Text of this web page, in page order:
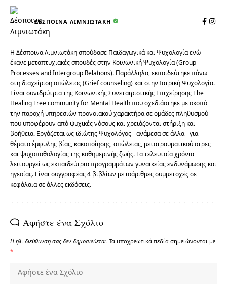
ΔΈΣΠΟΙΝΑ ΛΙΜΝΙΩΤΆΚΗ
Η Δέσποινα Λιμνιωτάκη σπούδασε Παιδαγωγικά και Ψυχολογία ενώ
έκανε μεταπτυχιακές σπουδές στην Κοινωνική Ψυχολογία (Group
Processes and Intergroup Relations). Παράλληλα, εκπαιδεύτηκε πάνω
στη διαχείριση απώλειας (Grief counseling) και στην Ιατρική Ψυχολογία.
Είναι συνιδρύτρια της Κοινωνικής Συνεταιριστικής Επιχείρησης The
Healing Tree community for Mental Health που σχεδιάστηκε με σκοπό
την παροχή υπηρεσιών προνοιακού χαρακτήρα σε ομάδες πληθυσμού
που υποφέρουν από ψυχικές νόσους και χρειάζονται στήριξη και
βοήθεια. Εργάζεται ως ιδιώτης Ψυχολόγος - ανάμεσα σε άλλα - για
θέματα έμφυλης βίας, κακοποίησης, απώλειας, μετατραυματικού στρες
και ψυχοπαθολογίας της καθημερινής ζωής. Τα τελευταία χρόνια
λειτουργεί ως εκπαιδεύτρια προγραμμάτων γυναικείας ενδυνάμωσης και
ηγεσίας. Είναι συγγραφέας 4 βιβλίων με ισάριθμες συμμετοχές σε
κεφάλαια σε άλλες εκδόσεις.
Αφήστε ένα Σχόλιο
Η ηλ. διεύθυνση σας δεν δημοσιεύεται. Τα υποχρεωτικά πεδία σημειώνονται με
*